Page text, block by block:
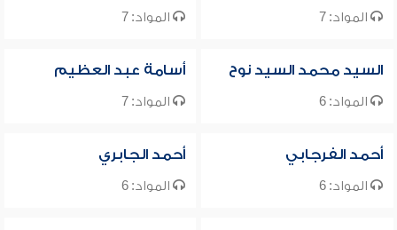
المواد: 7 المواد: 7
السيد محمد السيد نوح
المواد: 6
أسامة عبد العظيم
المواد: 7
أحمد الفرجابي
المواد: 6
أحمد الجابري
المواد: 6